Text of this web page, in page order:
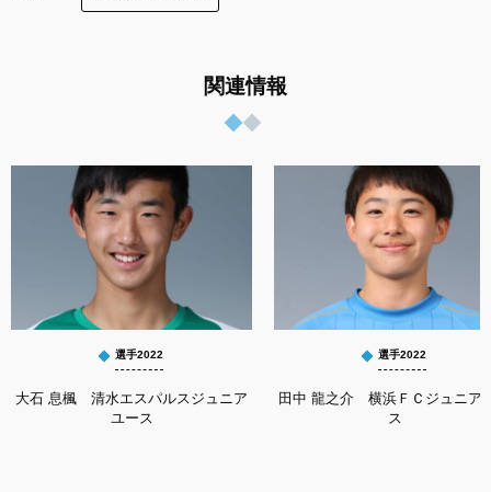
関連情報
選手2022
大石 息楓 清水エスパルスジュニア
ユース
選手2022
田中 龍之介 横浜ＦＣジュニア
ス